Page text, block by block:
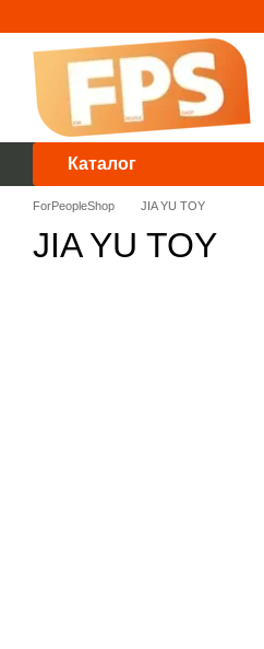
Каталог
ForPeopleShop JIA YU TOY
JIA YU TOY